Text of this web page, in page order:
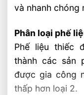
và nhanh chóng
Phân loại phế
Phế liệu thiếc
thành các sản
được gia công
thấp hơn loại 2.